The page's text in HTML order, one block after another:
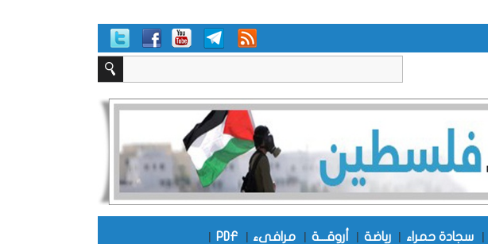
| سجادة حمراء | رياضة | أروقـــة | مرافىء |
PDF
|